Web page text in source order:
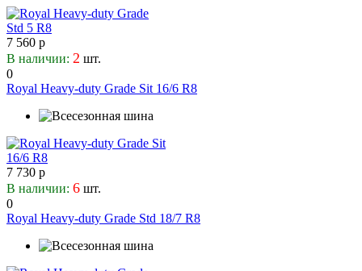
7 560 р
В наличии: 2 шт.
0
Royal Heavy-duty Grade Sit 16/6 R8
7 730 р
В наличии: 6 шт.
0
Royal Heavy-duty Grade Std 18/7 R8